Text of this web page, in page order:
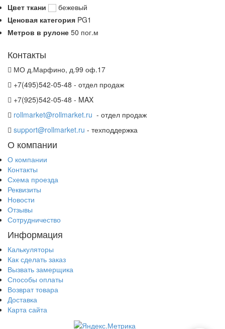
Цвет ткани
бежевый
Ценовая категория PG1
Метров в рулоне 50 пог.м
Контакты
МО д.Марфино, д.99 оф.17
+7(495)542-05-48 - отдел продаж
+7(925)542-05-48 - MAX
rollmarket@rollmarket.ru - отдел продаж
support@rollmarket.ru - техподдержка
О компании
О компании
Контакты
Схема проезда
Реквизиты
Новости
Отзывы
Сотрудничество
Информация
Калькуляторы
Как сделать заказ
Вызвать замерщика
Способы оплаты
Возврат товара
Доставка
Карта сайта